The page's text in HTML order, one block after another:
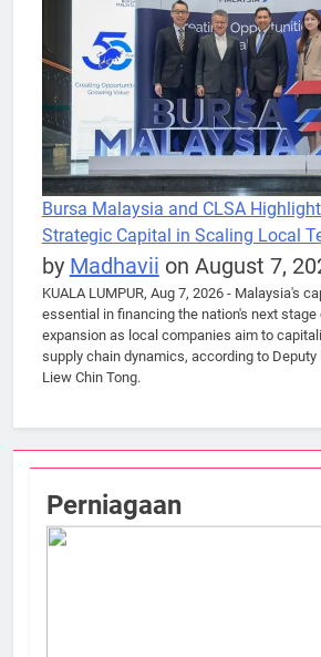
Bursa Malaysia and CLSA
Strategic Capital in Scaling Local
by Madhavii on August 7,
KUALA LUMPUR, Aug 7, 2026 - Malaysia's
essential in financing the nation's next
expansion as local companies aim to
supply chain dynamics, according to
Liew Chin Tong.
Perniagaan